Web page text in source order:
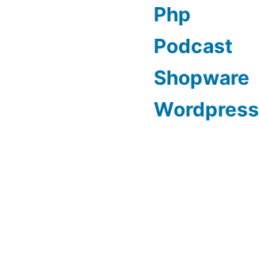
Php
Podcast
Shopware
Wordpress